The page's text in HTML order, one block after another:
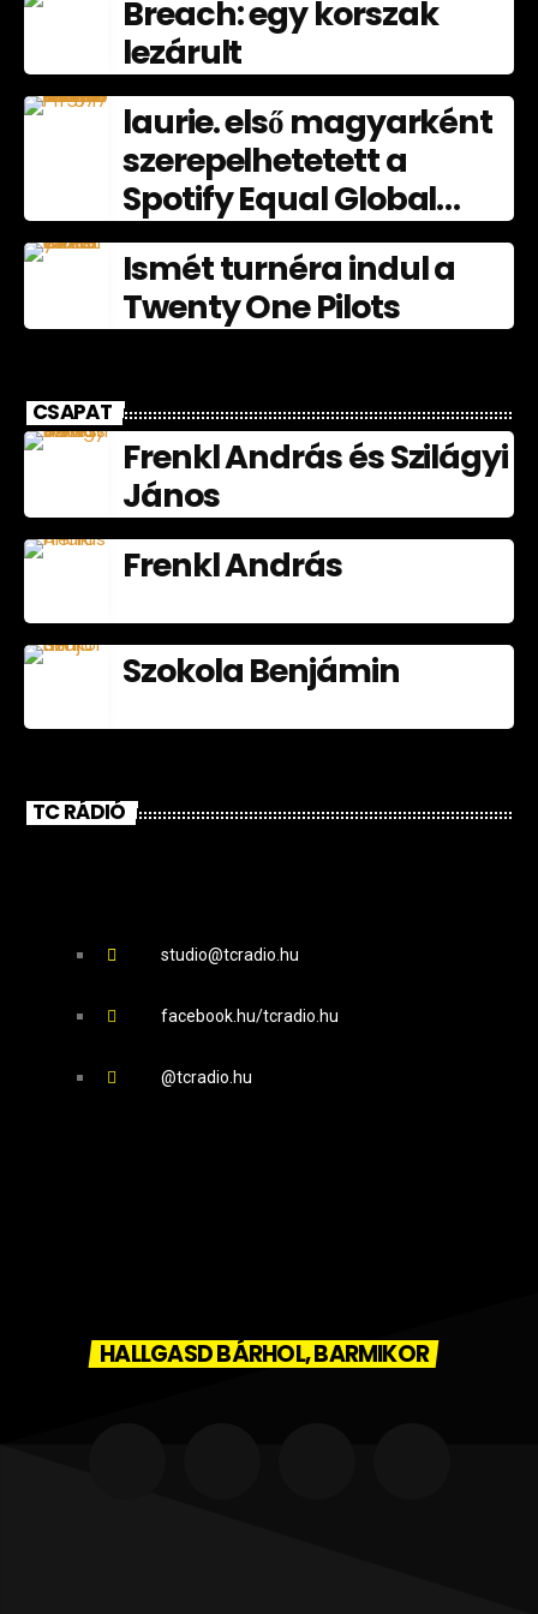
Breach: egy korszak
lezárult
laurie. első magyarként
szerepelhetetett a
Spotify Equal Global
nagyköveteként
júliusban
Ismét turnéra indul a
Twenty One Pilots
CSAPAT
Frenkl András és Szilágyi
János
Frenkl András
Szokola Benjámin
TC RÁDIÓ
studio@tcradio.hu
facebook.hu/tcradio.hu
@tcradio.hu
HALLGASD BÁRHOL, BARMIKOR